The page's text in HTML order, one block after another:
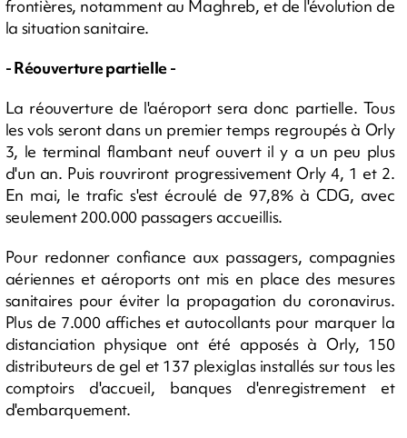
frontières, notamment au Maghreb, et de l'évolution de
la situation sanitaire.
- Réouverture partielle -
La réouverture de l'aéroport sera donc partielle. Tous
les vols seront dans un premier temps regroupés à Orly
3, le terminal flambant neuf ouvert il y a un peu plus
d'un an. Puis rouvriront progressivement Orly 4, 1 et 2.
En mai, le trafic s'est écroulé de 97,8% à CDG, avec
seulement 200.000 passagers accueillis.
Pour redonner confiance aux passagers, compagnies
aériennes et aéroports ont mis en place des mesures
sanitaires pour éviter la propagation du coronavirus.
Plus de 7.000 affiches et autocollants pour marquer la
distanciation physique ont été apposés à Orly, 150
distributeurs de gel et 137 plexiglas installés sur tous les
comptoirs d'accueil, banques d'enregistrement et
d'embarquement.